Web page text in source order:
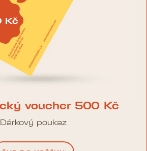
voucher 500 Kč
Kč
Dárkový poukaz